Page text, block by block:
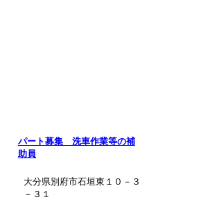
パート募集 洗車作業等の補
助員
大分県別府市石垣東１０－３
－３１